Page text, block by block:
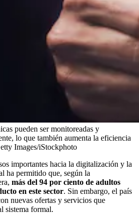
pueden ser monitoreadas y
lo que también aumenta la eficiencia
Images/iStockphoto
importantes hacia la digitalización y la
ha permitido que, según la
más del 94 por ciento de adultos
en este sector. Sin embargo, el país
nuevas ofertas y servicios que
sistema formal.